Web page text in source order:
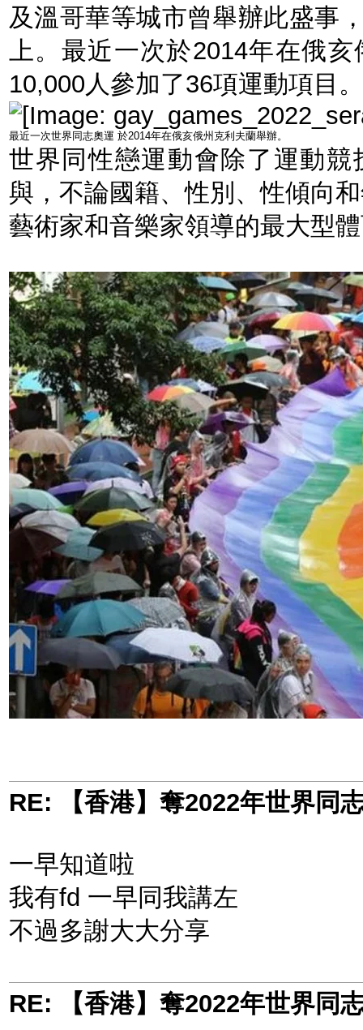
及溫哥華等城市曾舉辦此盛事
上。最近一次於2014年在俄
10,000人參加了36項運動項目。
最近一次世界同志奧運 於2014年在俄亥俄州克利夫蘭舉辦。
世界同性戀運動會除了運動
與，不論國籍、性別、性傾向
藝術家和音樂家領導的最大型
RE: 【香港】奪2022年世界同
一早知道啦
我有fd 一早同我講左
不過多謝大大分享
RE: 【香港】奪2022年世界同